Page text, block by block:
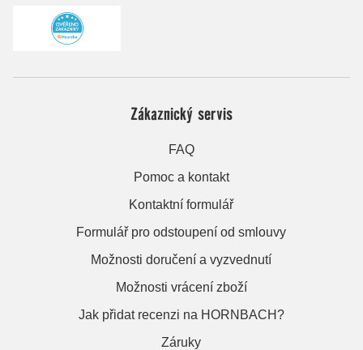
Zákaznický servis
FAQ
Pomoc a kontakt
Kontaktní formulář
Formulář pro odstoupení od smlouvy
Možnosti doručení a vyzvednutí
Možnosti vrácení zboží
Jak přidat recenzi na HORNBACH?
Záruky